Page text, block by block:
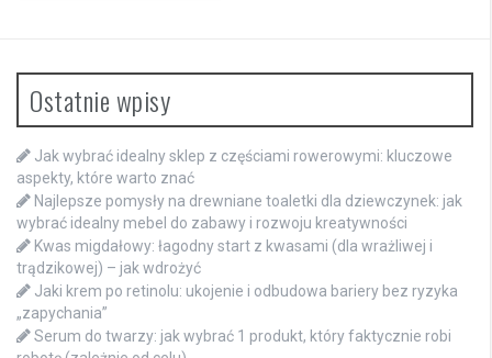
Ostatnie wpisy
Jak wybrać idealny sklep z częściami rowerowymi: kluczowe
aspekty, które warto znać
Najlepsze pomysły na drewniane toaletki dla dziewczynek: jak
wybrać idealny mebel do zabawy i rozwoju kreatywności
Kwas migdałowy: łagodny start z kwasami (dla wrażliwej i
trądzikowej) – jak wdrożyć
Jaki krem po retinolu: ukojenie i odbudowa bariery bez ryzyka
„zapychania”
Serum do twarzy: jak wybrać 1 produkt, który faktycznie robi